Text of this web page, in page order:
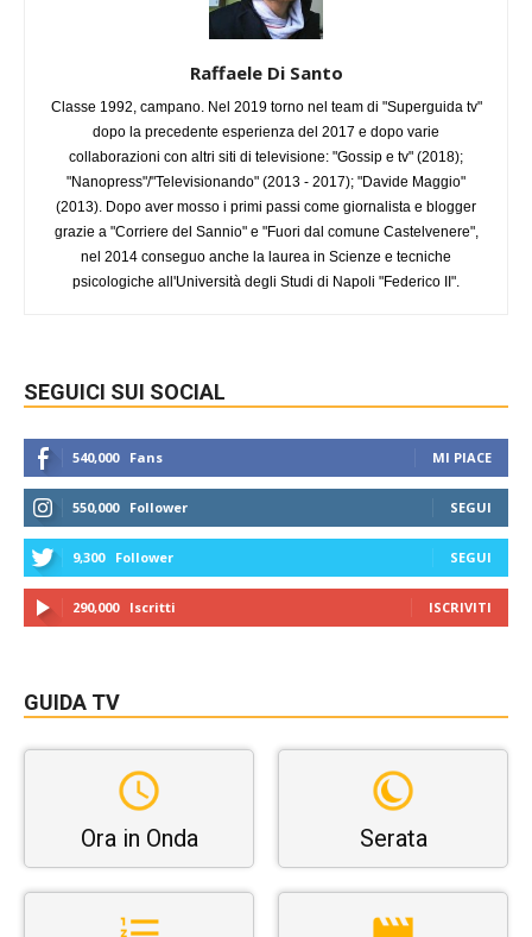
Raffaele Di Santo
Classe 1992, campano. Nel 2019 torno nel team di "Superguida tv"
dopo la precedente esperienza del 2017 e dopo varie
collaborazioni con altri siti di televisione: "Gossip e tv" (2018);
"Nanopress"/"Televisionando" (2013 - 2017); "Davide Maggio"
(2013). Dopo aver mosso i primi passi come giornalista e blogger
grazie a "Corriere del Sannio" e "Fuori dal comune Castelvenere",
nel 2014 conseguo anche la laurea in Scienze e tecniche
psicologiche all'Università degli Studi di Napoli "Federico II".
SEGUICI SUI SOCIAL
540,000 Fans MI PIACE
550,000 Follower SEGUI
9,300 Follower SEGUI
290,000 Iscritti ISCRIVITI
GUIDA TV
Ora in Onda Serata